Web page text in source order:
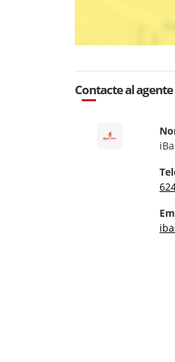
Contacte al agente